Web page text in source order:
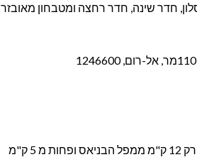
חדר שינה, חדר רחצה ומטבחון מאובזר
הצימר המרהיב הזה, עשוי כולו עץ כאילו אתם בשוויץ או צפון איטליה נמצא רק 12 ק"מ ממפל הבניאס ופחות מ 5 ק"מ